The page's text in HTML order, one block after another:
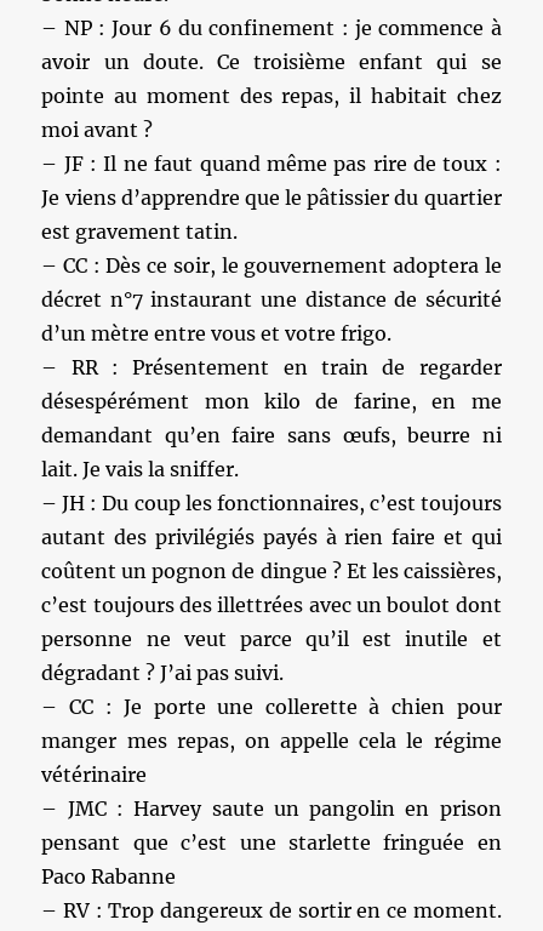
– NP : Jour 6 du confinement : je commence à
avoir un doute. Ce troisième enfant qui se
pointe au moment des repas, il habitait chez
moi avant ?
– JF : Il ne faut quand même pas rire de toux :
Je viens d’apprendre que le pâtissier du quartier
est gravement tatin.
– CC : Dès ce soir, le gouvernement adoptera le
décret n°7 instaurant une distance de sécurité
d’un mètre entre vous et votre frigo.
– RR : Présentement en train de regarder
désespérément mon kilo de farine, en me
demandant qu’en faire sans œufs, beurre ni
lait. Je vais la sniffer.
– JH : Du coup les fonctionnaires, c’est toujours
autant des privilégiés payés à rien faire et qui
coûtent un pognon de dingue ? Et les caissières,
c’est toujours des illettrées avec un boulot dont
personne ne veut parce qu’il est inutile et
dégradant ? J’ai pas suivi.
– CC : Je porte une collerette à chien pour
manger mes repas, on appelle cela le régime
vétérinaire
– JMC : Harvey saute un pangolin en prison
pensant que c’est une starlette fringuée en
Paco Rabanne
– RV : Trop dangereux de sortir en ce moment.